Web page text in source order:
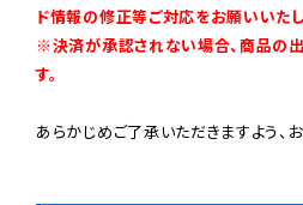
ド情報の修正等ご対応をお願いいたし
※決済が承認されない場合、商品の
す。
あらかじめご了承いただきますよう、